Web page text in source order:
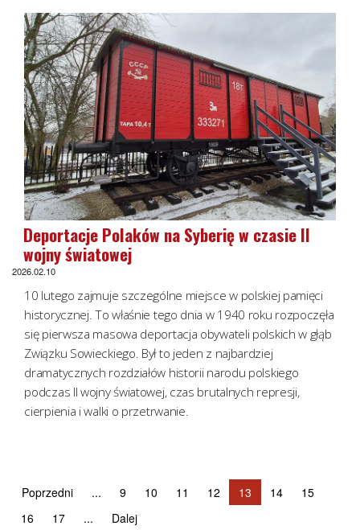
Deportacje Polaków na Syberię w czasie II
wojny światowej
2026.02.10
10 lutego zajmuje szczególne miejsce w polskiej pamięci
historycznej. To właśnie tego dnia w 1940 roku rozpoczęła
się pierwsza masowa deportacja obywateli polskich w głąb
Związku Sowieckiego. Był to jeden z najbardziej
dramatycznych rozdziałów historii narodu polskiego
podczas II wojny światowej, czas brutalnych represji,
cierpienia i walki o przetrwanie.
Poprzedni ... 9 10 11 12 13 14
15
16
17 ... Dalej